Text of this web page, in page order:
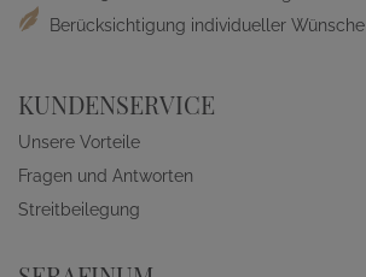
Berücksichtigung individueller Wünsche
KUNDENSERVICE
Unsere Vorteile
Fragen und Antworten
Streitbeilegung